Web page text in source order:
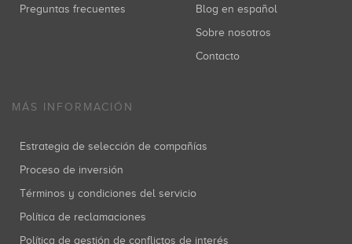
Preguntas frecuentes
Blog en español
Sobre nosotros
Contacto
MÁS INFORMACIÓN
Estrategia de selección de compañías
Proceso de inversión
Términos y condiciones del servicio
Política de reclamaciones
Política de gestión de conflictos de interés